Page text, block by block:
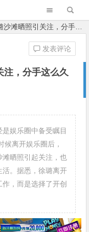
关注，分手这么久的她这是去哪儿了呢
注，分手这么久
发表评论
娱乐圈中备受瞩目
离开娱乐圈后，
滩晒照引起关注，也
。据悉，徐璐离开
，而是选择了开创